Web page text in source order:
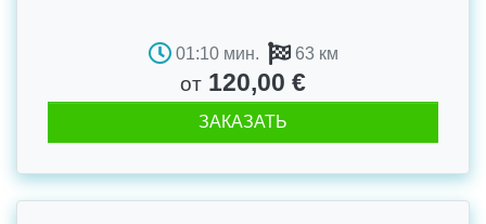
01:10 мин. 63 км
от 120,00 €
ЗАКАЗАТЬ